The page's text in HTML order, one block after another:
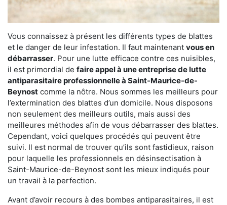
Vous connaissez à présent les différents types de blattes
et le danger de leur infestation. Il faut maintenant vous en
débarrasser. Pour une lutte efficace contre ces nuisibles,
il est primordial de faire appel à une entreprise de lutte
antiparasitaire professionnelle à Saint-Maurice-de-
Beynost comme la nôtre. Nous sommes les meilleurs pour
l’extermination des blattes d’un domicile. Nous disposons
non seulement des meilleurs outils, mais aussi des
meilleures méthodes afin de vous débarrasser des blattes.
Cependant, voici quelques procédés qui peuvent être
suivi. Il est normal de trouver qu’ils sont fastidieux, raison
pour laquelle les professionnels en désinsectisation à
Saint-Maurice-de-Beynost sont les mieux indiqués pour
un travail à la perfection.
Avant d’avoir recours à des bombes antiparasitaires, il est